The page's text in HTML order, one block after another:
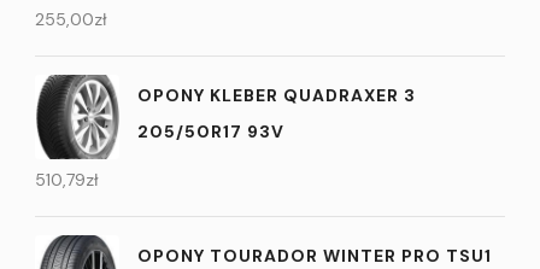
255,00zł
OPONY KLEBER QUADRAXER 3
205/50R17 93V
510,79zł
OPONY TOURADOR WINTER PRO TSU1